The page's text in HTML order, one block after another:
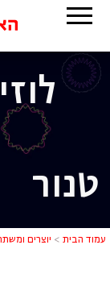
טנור
עמוד הבית > יוצרים